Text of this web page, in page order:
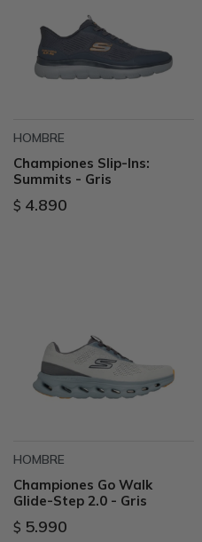
HOMBRE
Championes Slip-Ins:
Summits - Gris
$ 4.890
HOMBRE
Championes Go Walk
Glide-Step 2.0 - Gris
$ 5.990